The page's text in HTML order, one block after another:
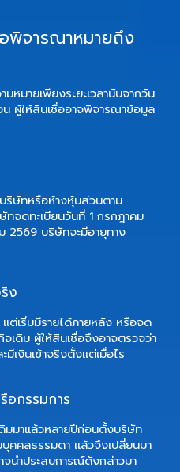
พิจารณาหมายถึง
มหมายเพียงระยะเวลานับจากวัน
ผู้ให้สินเชื่ออาจพิจารณาข้อมูล
ริษัทหรือห้างหุ้นส่วนตาม
จดทะเบียนวันที่ 1 กรกฎาคม
2569 บริษัทจะมีอายุทาง
ง
ต่เริ่มมีรายได้ภายหลัง หรือจด
เดิม ผู้ให้สินเชื่อจึงอาจตรวจว่า
มีเงินเข้าจริงตั้งแต่เมื่อไร
อกรรมการ
ดิมมาแล้วหลายปีก่อนตั้งบริษัท
บุคคลธรรมดา แล้วจึงเปลี่ยนมา
นำประสบการณ์ดังกล่าวมา